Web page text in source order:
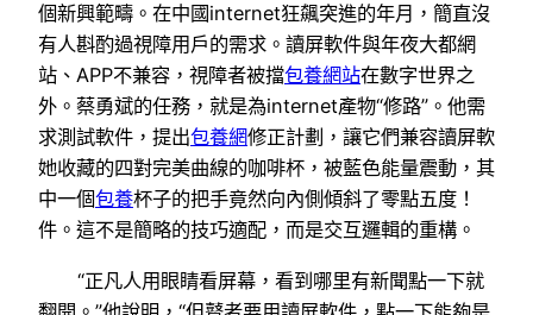
個新興範疇。在中國internet狂飆突進的年月，簡直沒
有人斟酌過視障用戶的需求。讀屏軟件與年夜大都網
站、APP不兼容，視障者被擋包養網站在數字世界之
外。蔡勇斌的任務，就是為internet產物“修路”。他需
求測試軟件，提出包養網修正計劃，讓它們兼容讀屏軟
她收藏的四對完美曲線的咖啡杯，被藍色能量震動，其
中一個包養杯子的把手竟然向內側傾斜了零點五度！
件。這不是簡略的技巧適配，而是交互邏輯的重構。
“正凡人用眼睛看屏幕，看到哪里有新聞點一下就